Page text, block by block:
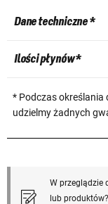
Dane techniczne *
Ilości płynów *
* Podczas określania
udzielmy żadnych
W przeglądzie
lub